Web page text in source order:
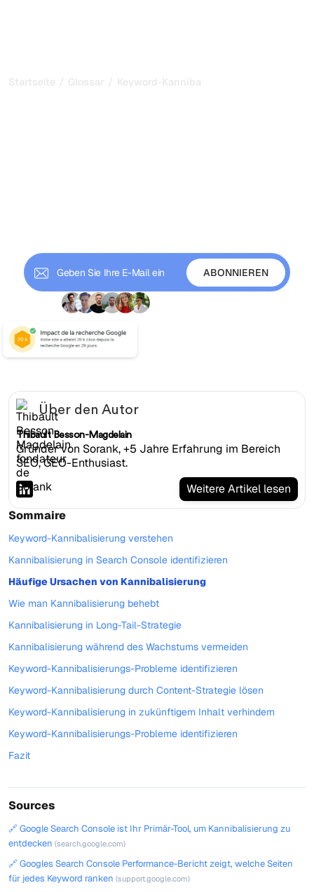
Startseite / Glossar / Keyword-Kannibalisierung
Über den Autor
Thibault Besson-Magdelain
Gründer von Sorank, +5 Jahre Erfahrung im Bereich
SEO, GEO-Enthusiast.
Weitere Artikel lesen
Sommaire
Keyword-Kannibalisierung verstehen
Kannibalisierung in Search Console identifizieren
Häufige Ursachen von Kannibalisierung
Wie man Kannibalisierung behebt
Kannibalisierung in Long-Tail-Strategie
Kannibalisierung während des Wachstums vermeiden
Keyword-Kannibalisierungs-Probleme identifizieren
Keyword-Kannibalisierung durch Content-Strategie lösen
Keyword-Kannibalisierung in zukünftigem Inhalt verhindern
Keyword-Kannibalisierungs-Probleme identifizieren
Fazit
Sources
🔗 Google Search Console ist Ihr Primär-Tool, um Kannibalisierung zu
entdecken (search.google.com)
🔗 Googles Search Console Performance-Bericht zeigt, welche Seiten
für jedes Keyword ranken (support.google.com)